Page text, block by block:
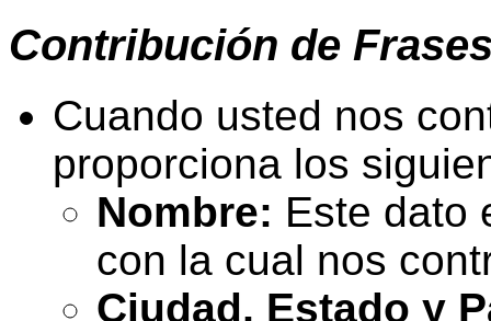
Contribución de
Cuando usted nos
proporciona los
Nombre: Este dato
con la cual nos
Ciudad, Estado y